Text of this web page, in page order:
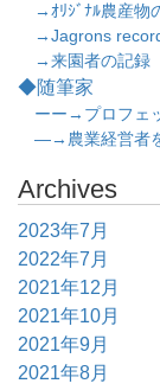
→ｵﾘｼﾞﾅﾙ農産物
→Jagrons
→来園者の記録
◆随筆家
ーー→プロフェ
―→農業経営者
Archives
2023年7月
2022年7月
2021年12月
2021年10月
2021年9月
2021年8月